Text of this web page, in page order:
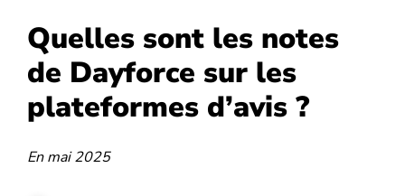
Quelles sont les notes
de Dayforce sur les
plateformes d’avis ?
En mai 2025